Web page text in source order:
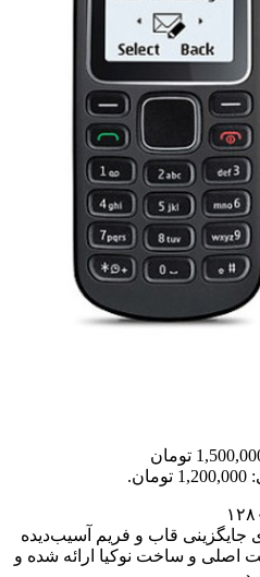
قیمت اصلی: 1,500,000 تومان
جایگزینی قاب و فریم آسیب‌دیده
کیفیت اصلی و ساخت نوکیا ارائه شده و